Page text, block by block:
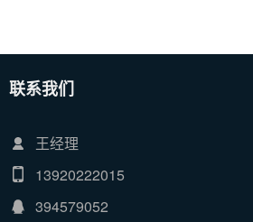
联系我们
王经理
13920222015
394579052